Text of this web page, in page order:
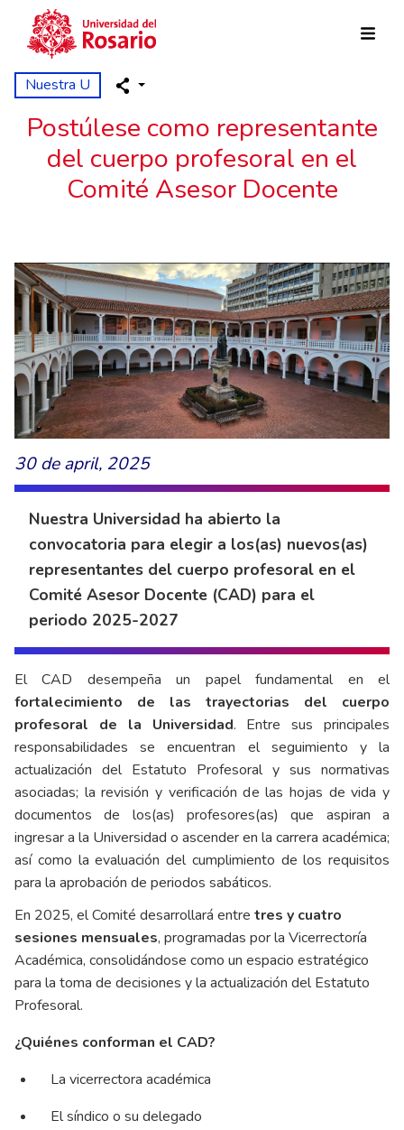
Skip to main content
Nuestra U
Postúlese como representante
del cuerpo profesoral en el
Comité Asesor Docente
30 de april, 2025
Nuestra Universidad ha abierto la
convocatoria para elegir a los(as) nuevos(as)
representantes del cuerpo profesoral en el
Comité Asesor Docente (CAD) para el
periodo 2025-2027
El CAD desempeña un papel fundamental en el
fortalecimiento de las trayectorias del cuerpo
profesoral de la Universidad. Entre sus principales
responsabilidades se encuentran el seguimiento y la
actualización del Estatuto Profesoral y sus normativas
asociadas; la revisión y verificación de las hojas de vida y
documentos de los(as) profesores(as) que aspiran a
ingresar a la Universidad o ascender en la carrera académica;
así como la evaluación del cumplimiento de los requisitos
para la aprobación de periodos sabáticos.
En 2025, el Comité desarrollará entre tres y cuatro
sesiones mensuales, programadas por la Vicerrectoría
Académica, consolidándose como un espacio estratégico
para la toma de decisiones y la actualización del Estatuto
Profesoral.
¿Quiénes conforman el CAD?
La vicerrectora académica
El síndico o su delegado